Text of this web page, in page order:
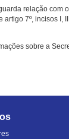
relação com
7º, incisos I,
sobre a